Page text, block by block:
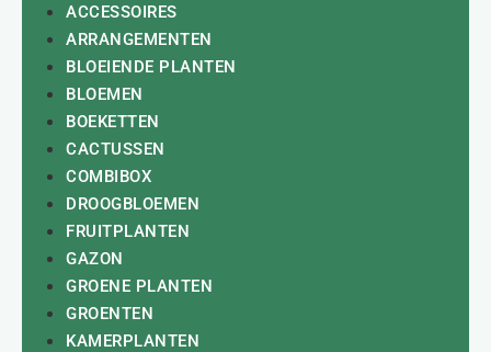
ACCESSOIRES
ARRANGEMENTEN
BLOEIENDE PLANTEN
BLOEMEN
BOEKETTEN
CACTUSSEN
COMBIBOX
DROOGBLOEMEN
FRUITPLANTEN
GAZON
GROENE PLANTEN
GROENTEN
KAMERPLANTEN